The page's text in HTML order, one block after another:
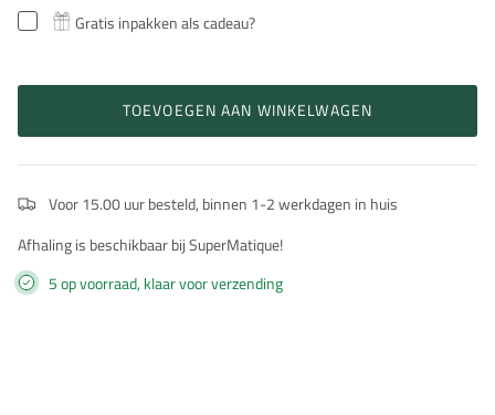
Gratis inpakken als cadeau?
TOEVOEGEN AAN WINKELWAGEN
Voor 15.00 uur besteld, binnen 1-2 werkdagen in huis
Afhaling is beschikbaar bij SuperMatique!
5 op voorraad, klaar voor verzending